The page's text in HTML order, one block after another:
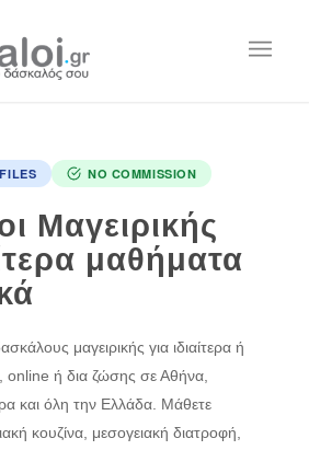
NO COMMISSION
Μαγειρικής
μαθήματα
μαγειρικής για ιδιαίτερα ή
online ή δια ζώσης σε Αθήνα,
και όλη την Ελλάδα. Μάθετε
κουζίνα, μεσογειακή διατροφή,